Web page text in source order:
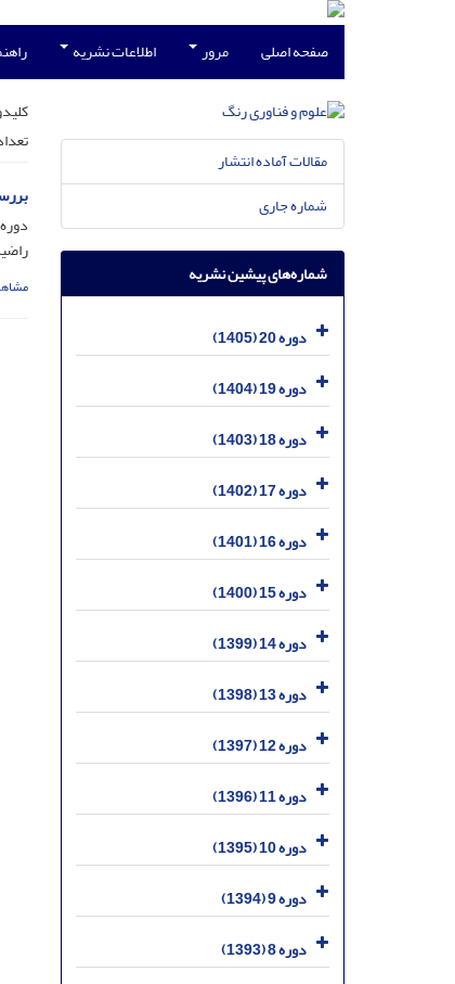
صفحه اصلی مرور اطلاعات نشریه
دوره 18، شماره 1، فروردین 1403، صفحه
مقالات آماده انتشار
شماره جاری
شماره‌های پیشین نشریه
دوره 20 (1405)
دوره 19 (1404)
دوره 18 (1403)
دوره 17 (1402)
دوره 16 (1401)
دوره 15 (1400)
دوره 14 (1399)
دوره 13 (1398)
دوره 12 (1397)
دوره 11 (1396)
دوره 10 (1395)
دوره 9 (1394)
دوره 8 (1393)